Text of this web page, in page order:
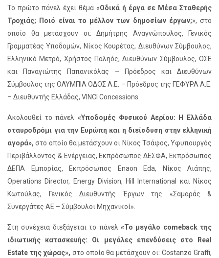
Το πρώτο πάνελ έχει θέμα «Οδικά ή έργα σε Μέσα Σταθερής
Τροχιάς; Ποιό είναι το μέλλον των δημοσίων έργων;», στο
οποίο θα μετάσχουν οι: Δημήτρης Αναγνώπουλος, Γενικός
Γραμματέας Υποδομών, Νίκος Κουρέτας, Διευθύνων Σύμβουλος,
Ελληνικό Μετρό, Χρήστος Παληός, Διευθύνων Σύμβουλος, ΟΣΕ
και Παναγιώτης Παπανικόλας – Πρόεδρος και Διευθύνων
Σύμβουλος της ΟΛΥΜΠΙΑ ΟΔΟΣ Α.Ε. – Πρόεδρος της ΓΕΦΥΡΑ Α.Ε.
– Διευθυντής Ελλάδας, VINCI Concessions.
Ακολουθεί το πάνελ «Υποδομές Φυσικού Αερίου: Η Ελλάδα
σταυροδρόμι για την Ευρώπη και η διείσδυση στην ελληνική
αγορά»,στο οποίο θα μετάσχουν οι Νίκος Τσάφος, Υφυπουργός
Περιβάλλοντος & Ενέργειας, Εκπρόσωπος ΔΕΣΦΑ, Εκπρόσωπος
ΔΕΠΑ Εμπορίας, Εκπρόσωπος Enaon Eda, Νίκος Λιάπης,
Operations Director, Energy Division, Hill International και Νίκος
Κωτούλας, Γενικός Διευθυντής Έργων της «Σαμαράς &
Συνεργάτες ΑΕ – Σύμβουλοι Μηχανικοί».
Στη συνέχεια διεξάγεται το πάνελ «Το μεγάλο comeback της
ιδιωτικής κατασκευής: Οι μεγάλες επενδύσεις στο Real
Estate της χώρας», στο οποίο θα μετάσχουν οι: Costanzo Graffi,